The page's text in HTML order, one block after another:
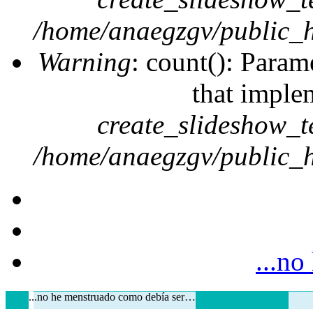
/home/anaegzgv/
Warning: count():
that
/home/anaegzgv/
...no
...no he menstruado como debía ser…